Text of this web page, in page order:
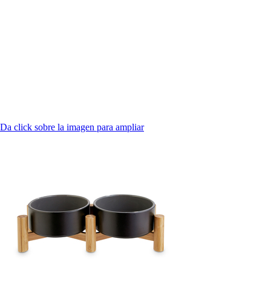
Da click sobre la imagen para ampliar